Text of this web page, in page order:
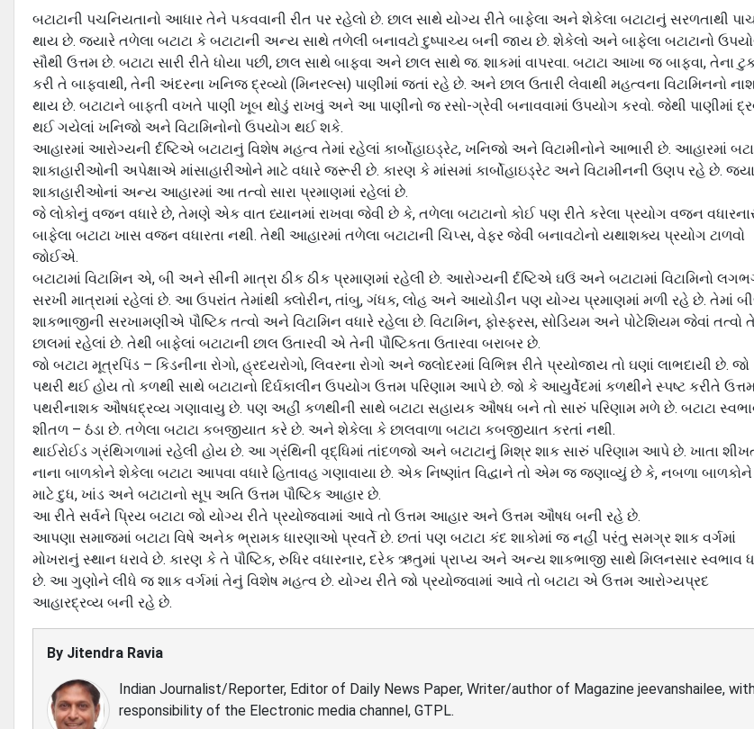
બટાટાની પચનિયતાનો આધાર તેને પકવવાની રીત પર રહેલો છે. છાલ સાથે યોગ્ય રીતે બાફેલા અને શેકેલા બટાટાનું સરળતાથી
થાય છે. જ્યારે તળેલા બટાટા કે બટાટાની અન્ય સાથે તળેલી બનાવટો દુષ્‍પાચ્ય બની જાય છે. શેકેલો અને બાફેલા બટાટાનો
સૌથી ઉત્તમ છે. બટાટા સારી રીતે ધોયા પછી, છાલ સાથે બાફવા અને છાલ સાથે જ. શાકમાં વાપરવા. બટાટા આખા જ બાફવા, તેના
કરી તે બાફવાથી, તેની અંદરના ખનિજ દ્રવ્યો (મિનરલ્સ) પાણીમાં જતાં રહે છે. અને છાલ ઉતારી લેવાથી મહત્વના વિટામિનનો
થાય છે. બટાટાને બાફતી વખતે પાણી ખૂબ થોડું રાખવું અને આ પાણીનો જ રસો-ગ્રેવી બનાવવામાં ઉપયોગ કરવો. જેથી પાણીમાં
થઈ ગયેલાં ખનિજો અને વિટામિનોનો ઉપયોગ થઈ શકે.
આહારમાં આરોગ્યની ર્દષ્ટિએ બટાટાનું વિશેષ મહત્વ તેમાં રહેલાં કાર્બોહાઇડ્રેટ, ખનિજો અને વિટામીનોને આભારી છે. આહારમાં
શાકાહારીઓની અપેક્ષાએ માંસાહારીઓને માટે વધારે જરૂરી છે. કારણ કે માંસમાં કાર્બોહાઇડ્રેટ અને વિટામીનની ઉણપ રહે છે.
શાકાહારીઓનાં અન્ય આહારમાં આ તત્વો સારા પ્રમાણમાં રહેલાં છે.
જે લોકોનું વજન વધારે છે, તેમણે એક વાત ધ્યાનમાં રાખવા જેવી છે કે, તળેલા બટાટાનો કોઈ પણ રીતે કરેલા પ્રયોગ વજન
બાફેલા બટાટા ખાસ વજન વધારતા નથી. તેથી આહારમાં તળેલા બટાટાની ચિપ્‍સ, વેફર જેવી બનાવટોનો યથાશક્ય પ્રયોગ ટાળવો
જોઈએ.
બટાટામાં વિટામિન એ, બી અને સીની માત્રા ઠીક ઠીક પ્રમાણમાં રહેલી છે. આરોગ્યની ર્દષ્ટિએ ઘઉં અને બટાટામાં વિટામિનો
સરખી માત્રામાં રહેલાં છે. આ ઉપરાંત તેમાંથી ક્લોરીન, તાંબુ, ગંધક, લોહ અને આયોડીન પણ યોગ્ય પ્રમાણમાં મળી રહે છે. તેમાં
શાકભાજીની સરખામણીએ પૌષ્ટિક તત્વો અને વિટામિન વધારે રહેલા છે. વિટામિન, ફોસ્ફરસ, સોડિયમ અને પોટેશિયમ જેવાં તત્વો
છાલમાં રહેલાં છે. તેથી બાફેલાં બટાટાની છાલ ઉતારવી એ તેની પૌષ્ટિકતા ઉતારવા બરાબર છે.
જો બટાટા મૂત્રપિંડ – કિડનીના રોગો, હ્રદયરોગો, લિવરના રોગો અને જલોદરમાં વિભિન્ન રીતે પ્રયોજાય તો ઘણાં લાભદાયી છે. જો
પથરી થઈ હોય તો કળથી સાથે બટાટાનો દિર્ઘકાલીન ઉપયોગ ઉત્તમ પરિણામ આપે છે. જો કે આયુર્વેદમાં કળથીને સ્પષ્‍ટ કરીતે
પથરીનાશક ઔષધદ્રવ્ય ગણાવાયુ છે. પણ અહીં કળથીની સાથે બટાટા સહાયક ઔષધ બને તો સારું પરિણામ મળે છે. બટાટા
શીતળ – ઠંડા છે. તળેલા બટાટા કબજીયાત કરે છે. અને શેકેલા કે છાલવાળા બટાટા કબજીયાત કરતાં નથી.
થાઈરોઈડ ગ્રંથિગળામાં રહેલી હોય છે. આ ગ્રંથિની વૃદ્ધિમાં તાંદળજો અને બટાટાનું મિશ્ર શાક સારું ‍પરિણામ આપે છે. ખાતા
નાના બાળકોને શેકેલા બટાટા આપવા વધારે હિતાવહ ગણાવાયા છે. એક નિષ્‍ણાંત વિદ્વાને તો એમ જ જણાવ્યું છે કે, નબળા બાળકોને
માટે દુધ, ખાંડ અને બટાટાનો સૂપ અતિ ઉત્તમ પૌષ્ટિક આહાર છે.
આ રીતે સર્વને પ્રિય બટાટા જો યોગ્ય રીતે પ્રયોજવામાં આવે તો ઉત્તમ આહાર અને ઉત્તમ ઔષધ બની રહે છે.
આપણા સમાજમાં બટાટા વિષે અનેક ભ્રામક ધારણાઓ પ્રવર્તે છે. છતાં પણ બટાટા કંદ શાકોમાં જ નહીં પરંતુ સમગ્ર શાક વર્ગમાં
મોખરાનું સ્થાન ધરાવે છે. કારણ કે તે પૌષ્ટિક, રુધિર વધારનાર, દરેક ઋતુમાં પ્રાપ્‍ય અને અન્ય શાકભાજી સાથે મિલનસાર સ્વભાવ
છે. આ ગુણોને લીધે જ શાક વર્ગમાં તેનું વિશેષ મહત્વ છે. યોગ્ય રીતે જો પ્રયોજવામાં આવે તો બટાટા એ ઉત્તમ આરોગ્યપ્રદ
આહારદ્રવ્ય બની રહે છે.
By Jitendra Ravia
Indian Journalist/Reporter, Editor of Daily News Paper, Writer/author of Magazine jeevanshailee,
responsibility of the Electronic media channel, GTPL.